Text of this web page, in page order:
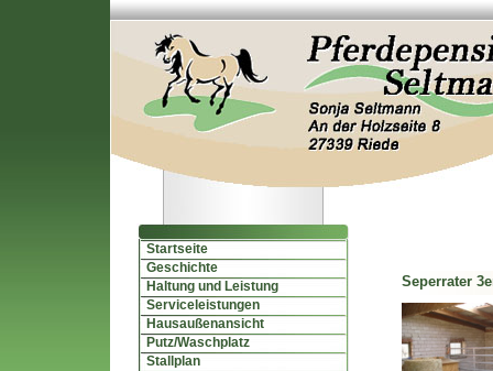
Startseite
Geschichte
Haltung und Leistung
Serviceleistungen
Hausaußenansicht
Putz/Waschplatz
Stallplan
Seperrater